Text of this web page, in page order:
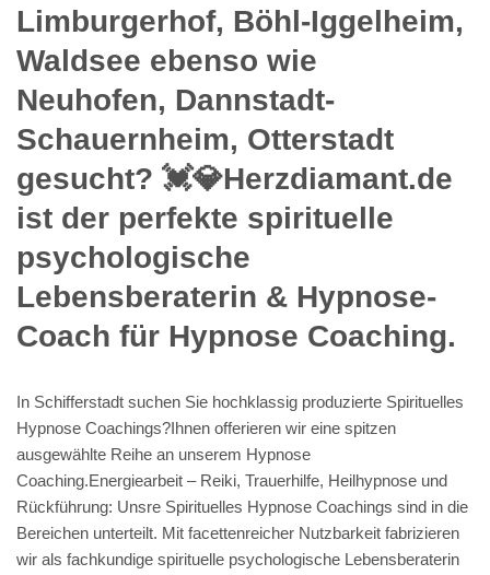
Limburgerhof, Böhl-Iggelheim,
Waldsee ebenso wie
Neuhofen, Dannstadt-
Schauernheim, Otterstadt
gesucht? 💓️💎Herzdiamant.de
ist der perfekte spirituelle
psychologische
Lebensberaterin & Hypnose-
Coach für Hypnose Coaching.
In Schifferstadt suchen Sie hochklassig produzierte Spirituelles
Hypnose Coachings?Ihnen offerieren wir eine spitzen
ausgewählte Reihe an unserem Hypnose
Coaching.Energiearbeit – Reiki, Trauerhilfe, Heilhypnose und
Rückführung: Unsre Spirituelles Hypnose Coachings sind in die
Bereichen unterteilt. Mit facettenreicher Nutzbarkeit fabrizieren
wir als fachkundige spirituelle psychologische Lebensberaterin